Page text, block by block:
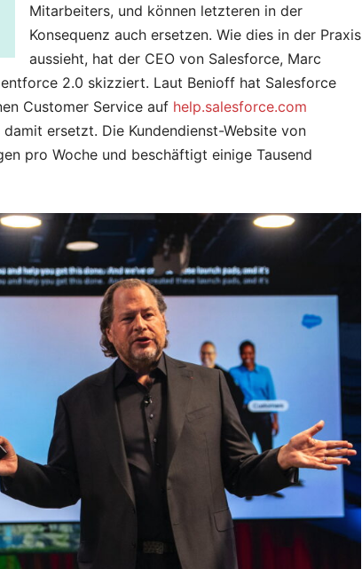
Mitarbeiters, und können letzteren in der
Konsequenz auch ersetzen. Wie dies in der Praxis
aussieht, hat der CEO von Salesforce, Marc
2.0 skizziert. Laut Benioff hat Salesforce
Customer Service auf help.salesforce.com
ersetzt. Die Kundendienst-Website von
pro Woche und beschäftigt einige Tausend